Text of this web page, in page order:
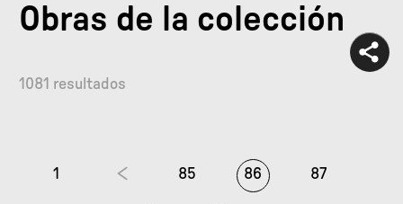
Obras de la colección
1081 resultados
1 85 86 87